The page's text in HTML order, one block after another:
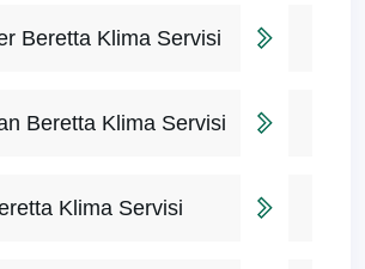
Beretta Klima Servisi
Beretta Klima Servisi
Klima Servisi